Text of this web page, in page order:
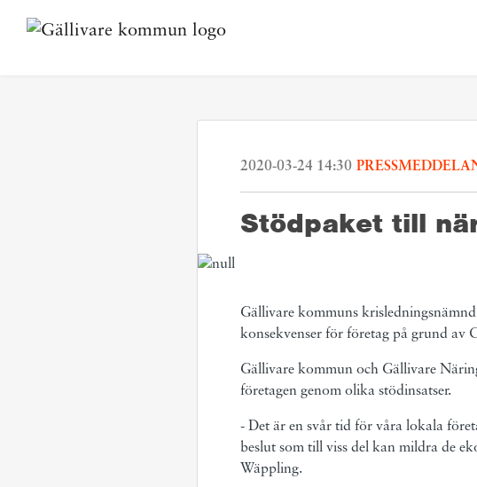
2020-03-24 14:30
Stödpaket till
Gällivare kommuns
konsekvenser för företag på grund av
Gällivare kommun och Gällivare
företagen genom olika stödinsatser.
- Det är en svår tid för våra lokala
beslut som till viss del kan mildra de
Wäppling.